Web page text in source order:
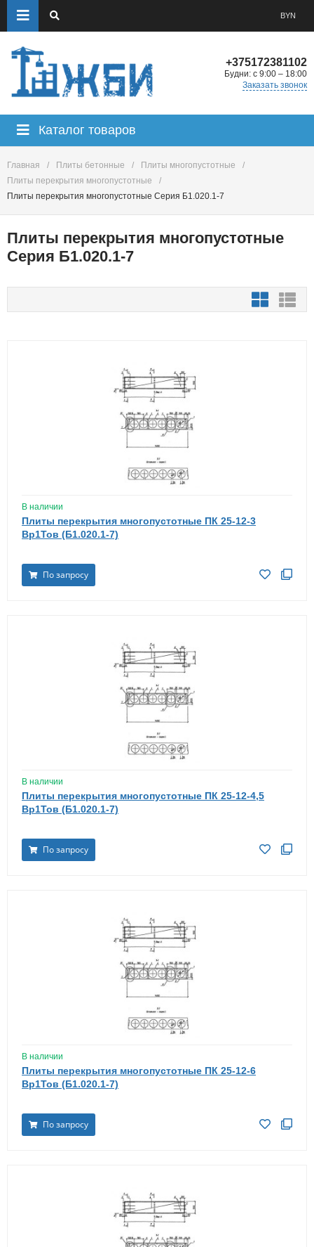
BYN
+375172381102
Будни: с 9:00 – 18:00
Заказать звонок
Каталог товаров
Главная / Плиты бетонные / Плиты многопустотные
/
Плиты перекрытия многопустотные
/
Плиты перекрытия многопустотные Серия Б1.020.1-7
Плиты перекрытия многопустотные
Серия Б1.020.1-7
В наличии
Плиты перекрытия многопустотные ПК 25-12-3
Вр1Тов (Б1.020.1-7)
По запросу
В наличии
Плиты перекрытия многопустотные ПК 25-12-4,5
Вр1Тов (Б1.020.1-7)
По запросу
В наличии
Плиты перекрытия многопустотные ПК 25-12-6
Вр1Тов (Б1.020.1-7)
По запросу